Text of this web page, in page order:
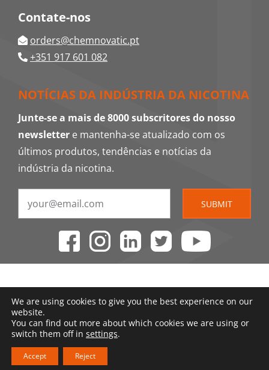
Contate-nos
orders@chemnovatic.pt
+351 917 601 082
NOTÍCIAS DA INDÚSTRIA DA NICOTINA
Junte-se a mais de 8000 subscritores do nosso
newslettere mantenha-se atualizado com os
últimos produtos, tendências e notícias da
indústria da nicotina.
SUBMIT
We are using cookies to give you the best experience on our
website.
You can find out more about which cookies we are using or
switch them off in settings.
Accept Reject